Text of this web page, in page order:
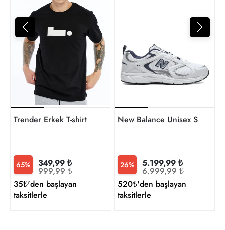
Trender Erkek T-shirt
65% 349,99 ₺
999,99 ₺
35₺'den başlayan
taksitlerle
New Balance Unisex Sneaker
26% 5.199,99 ₺
6.999,99 ₺
520₺'den başlayan
taksitlerle